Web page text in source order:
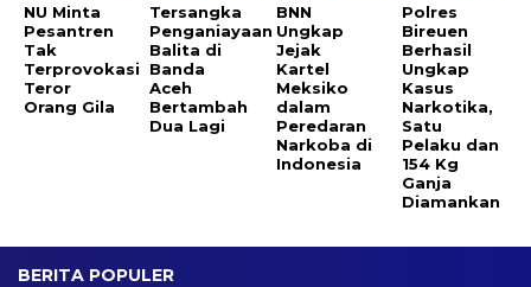
NU Minta
Pesantren
Tak
Terprovokasi
Teror
Orang Gila
Tersangka
Penganiayaan
Balita di
Banda
Aceh
Bertambah
Dua Lagi
BNN
Ungkap
Jejak
Kartel
Meksiko
dalam
Peredaran
Narkoba di
Indonesia
Polres
Bireuen
Berhasil
Ungkap
Kasus
Narkotika,
Satu
Pelaku dan
154 Kg
Ganja
Diamankan
BERITA POPULER